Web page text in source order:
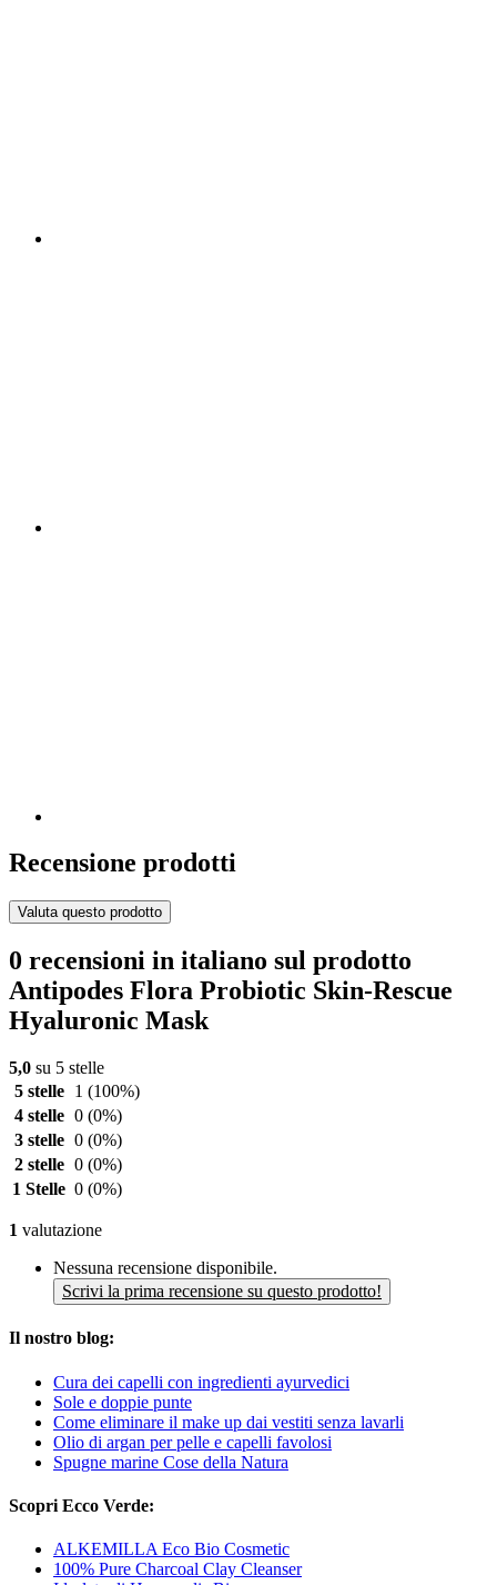
Recensione prodotti
Valuta questo prodotto
0 recensioni in italiano sul prodotto
Antipodes Flora Probiotic Skin-Rescue
Hyaluronic Mask
5,0 su 5 stelle
5 stelle
1 (100%)
4 stelle 0 (0%)
3 stelle 0 (0%)
2 stelle 0 (0%)
1 Stelle 0 (0%)
1 valutazione
Nessuna recensione disponibile.
Scrivi la prima recensione su questo prodotto!
Il nostro blog:
Cura dei capelli con ingredienti ayurvedici
Sole e doppie punte
Come eliminare il make up dai vestiti senza lavarli
Olio di argan per pelle e capelli favolosi
Spugne marine Cose della Natura
Scopri Ecco Verde:
ALKEMILLA Eco Bio Cosmetic
100% Pure Charcoal Clay Cleanser